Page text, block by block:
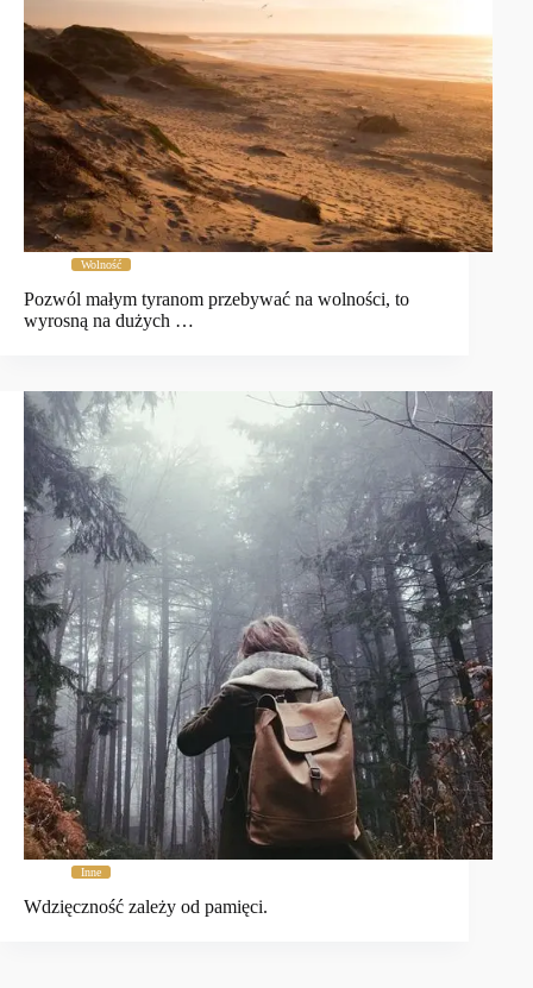
Wolność
Pozwól małym tyranom przebywać na wolności, to
wyrosną na dużych …
Inne
Wdzięczność zależy od pamięci.